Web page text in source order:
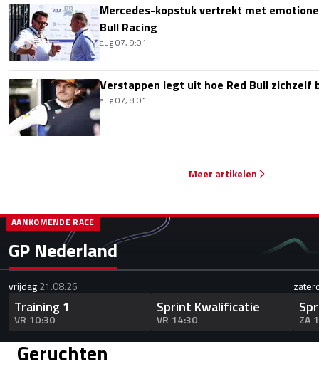
Mercedes-kopstuk vertrekt met
Bull Racing
aug 07, 9:01
Verstappen legt uit hoe Red Bull zichzelf
aug 07, 8:01
Meer artikelen
GP Nederland
AANKOMENDE RACE
vrijdag21.08.26
Training 1
VR 10:30
Sprint Kwalificatie
VR 14:30 ZA
Geruchten